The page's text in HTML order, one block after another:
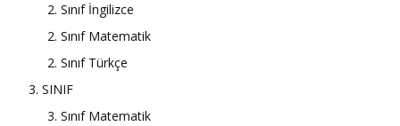
2. Sınıf İngilizce
2. Sınıf Matematik
2. Sınıf Türkçe
3. SINIF
3. Sınıf Matematik